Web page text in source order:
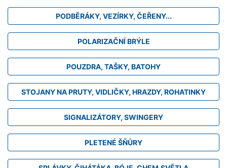
PODBĚRÁKY, VEZÍRKY, ČEŘENY...
POLARIZAČNÍ BRÝLE
POUZDRA, TAŠKY, BATOHY
STOJANY NA PRUTY, VIDLIČKY, HRAZDY, ROHATINKY
SIGNALIZÁTORY, SWINGERY
PLETENÉ ŠŇŮRY